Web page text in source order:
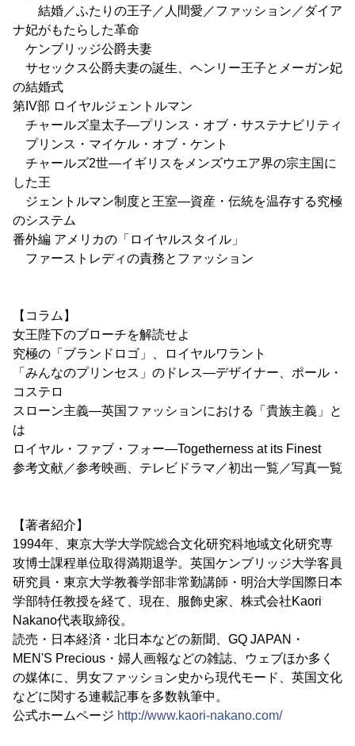
結婚／ふたりの王子／人間愛／ファッション／ダイア
ナ妃がもたらした革命
ケンブリッジ公爵夫妻
サセックス公爵夫妻の誕生、ヘンリー王子とメーガン妃
の結婚式
第IV部 ロイヤルジェントルマン
チャールズ皇太子―プリンス・オブ・サステナビリティ
プリンス・マイケル・オブ・ケント
チャールズ2世―イギリスをメンズウエア界の宗主国に
した王
ジェントルマン制度と王室―資産・伝統を温存する究極
のシステム
番外編 アメリカの「ロイヤルスタイル」
ファーストレディの責務とファッション
【コラム】
女王陛下のブローチを解読せよ
究極の「ブランドロゴ」、ロイヤルワラント
「みんなのプリンセス」のドレス―デザイナー、ポール・
コステロ
スローン主義―英国ファッションにおける「貴族主義」と
は
ロイヤル・ファブ・フォー―Togetherness at its Finest
参考文献／参考映画、テレビドラマ／初出一覧／写真一覧
【著者紹介】
1994年、東京大学大学院総合文化研究科地域文化研究専
攻博士課程単位取得満期退学。英国ケンブリッジ大学客員
研究員・東京大学教養学部非常勤講師・明治大学国際日本
学部特任教授を経て、現在、服飾史家、株式会社Kaori
Nakano代表取締役。
読売・日本経済・北日本などの新聞、GQ JAPAN・
MEN'S Precious・婦人画報などの雑誌、ウェブほか多く
の媒体に、男女ファッション史から現代モード、英国文化
などに関する連載記事を多数執筆中。
公式ホームページ http://www.kaori-nakano.com/